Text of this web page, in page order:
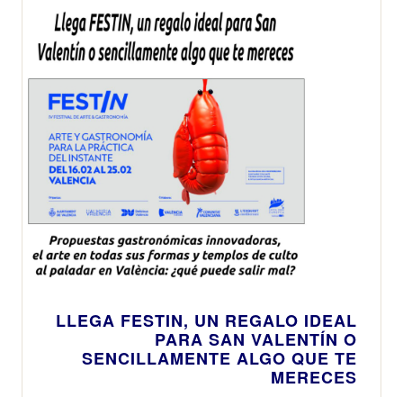
LLEGA FESTIN, UN REGALO IDEAL
PARA SAN VALENTÍN O
SENCILLAMENTE ALGO QUE TE
MERECES